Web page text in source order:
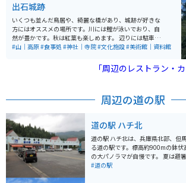
工房で作られたプリンが人気でソフトクリームも美味し
いです。
出石城跡
いくつも並んだ鳥居や、綺麗な橋があり、城跡が好きな
方にはオススメの場所です。川には鯉が泳いでおり、自
然が豊かです。秋は紅葉も楽しめます。 辺りには駐車
場、お土産屋さん、皿そば屋、軽食店なども豊富です。
#山｜高原#食事処 #神社｜寺院#文化施設#美術館｜資料館
「周辺のレストラン・
周辺の道の駅
道の駅 ハチ北
道の駅 ハチ北は、兵庫県北部、但
る道の駅です。標高約900mの鉢
の大パノラマが自慢です。 夏は避暑地として人気で、キ
ャンプやハイキングなどのアウトド
#道の駅